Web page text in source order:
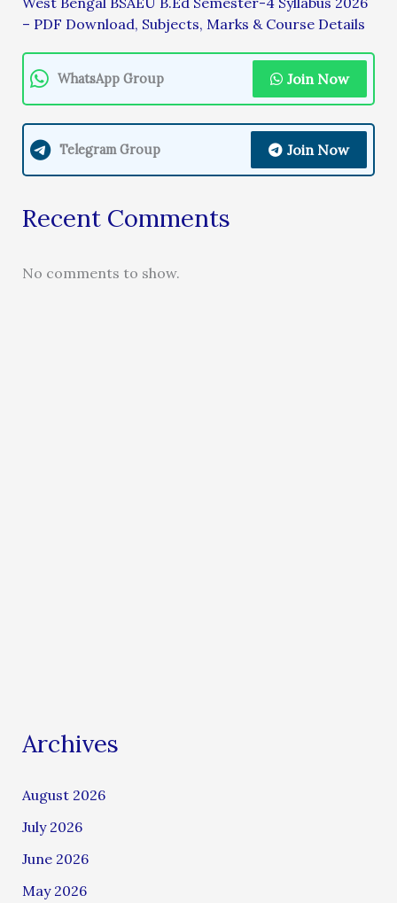
– PDF Download, Subjects, Marks & Course Details
WhatsApp Group Join Now
Telegram Group Join Now
Recent Comments
No comments to show.
Archives
August 2026
July 2026
June 2026
May 2026